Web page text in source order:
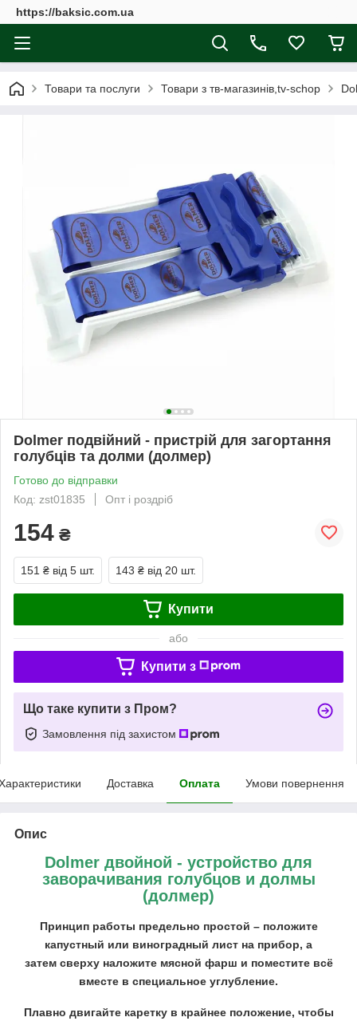
https://baksic.com.ua
Товари та послуги Товари з тв-магазинів,tv-schop
Dolmer подвійний - пристрій для загортання
голубців та долми (долмер)
Готово до відправки
Код: zst01835
Опт і роздріб
154 ₴
151 ₴ від 5 шт. 143 ₴ від 20 шт.
Купити
або
Купити з
Що таке купити з Пром?
Замовлення під захистом
Доставка Оплата Умови повернення
Опис
Dolmer двойной - устройство для
заворачивания голубцов и долмы
(долмер)
Принцип работы предельно простой – положите
капустный или виноградный лист на прибор, а
затем сверху наложите мясной фарш и поместите всё
вместе в специальное углубление.
Плавно двигайте каретку в крайнее положение, чтобы